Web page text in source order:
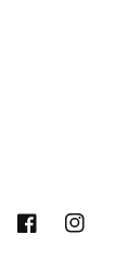
FacebookInstagram